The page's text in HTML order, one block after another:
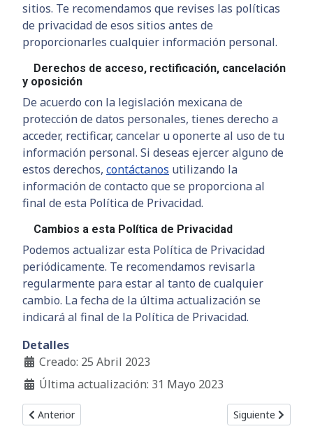
sitios. Te recomendamos que revises las políticas
de privacidad de esos sitios antes de
proporcionarles cualquier información personal.
Derechos de acceso, rectificación, cancelación
y oposición
De acuerdo con la legislación mexicana de
protección de datos personales, tienes derecho a
acceder, rectificar, cancelar u oponerte al uso de tu
información personal. Si deseas ejercer alguno de
estos derechos, contáctanos utilizando la
información de contacto que se proporciona al
final de esta Política de Privacidad.
Cambios a esta Política de Privacidad
Podemos actualizar esta Política de Privacidad
periódicamente. Te recomendamos revisarla
regularmente para estar al tanto de cualquier
cambio. La fecha de la última actualización se
indicará al final de la Política de Privacidad.
Detalles
Creado: 25 Abril 2023
Última actualización: 31 Mayo 2023
Artículo anterior: Contacto Temp
Anterior Artículo
Siguiente